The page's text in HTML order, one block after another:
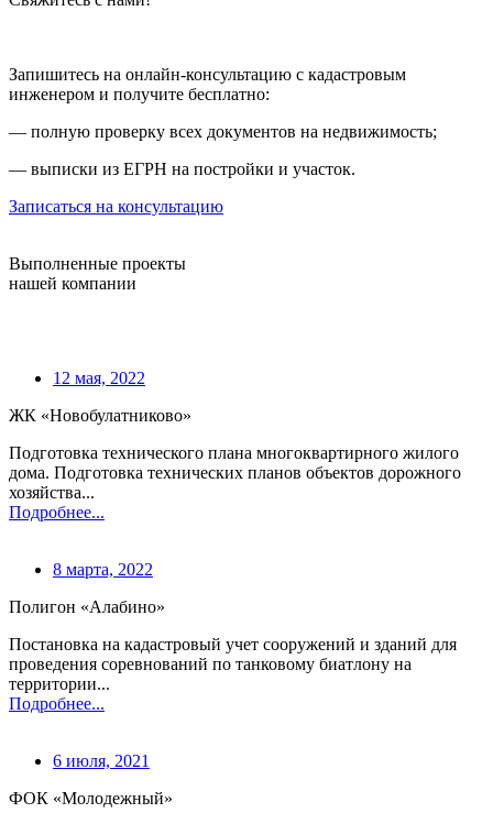
Запишитесь на онлайн-консультацию с кадастровым
инженером и получите бесплатно:
— полную проверку всех документов на недвижимость;
— выписки из ЕГРН на постройки и участок.
Записаться на консультацию
Выполненные проекты
нашей компании
12 мая, 2022
ЖК «Новобулатниково»
Подготовка технического плана многоквартирного жилого
дома. Подготовка технических планов объектов дорожного
хозяйства...
Подробнее...
8 марта, 2022
Полигон «Алабино»
Постановка на кадастровый учет сооружений и зданий для
проведения соревнований по танковому биатлону на
территории...
Подробнее...
6 июля, 2021
ФОК «Молодежный»